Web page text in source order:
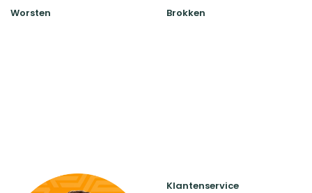
Worsten Brokken
Klantenservice